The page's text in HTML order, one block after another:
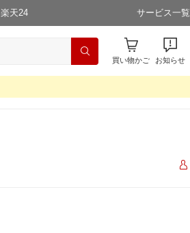
楽天24 サービス一覧
買い物かご お知らせ